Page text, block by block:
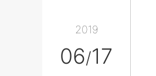
2019
06/17